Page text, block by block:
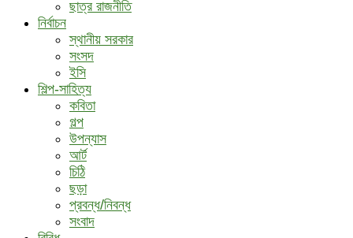
ছাত্র রাজনীতি
নির্বাচন
স্থানীয় সরকার
সংসদ
ইসি
শিল্প-সাহিত্য
কবিতা
গল্প
উপন্যাস
আর্ট
চিঠি
ছড়া
প্রবন্ধ/নিবন্ধ
সংবাদ